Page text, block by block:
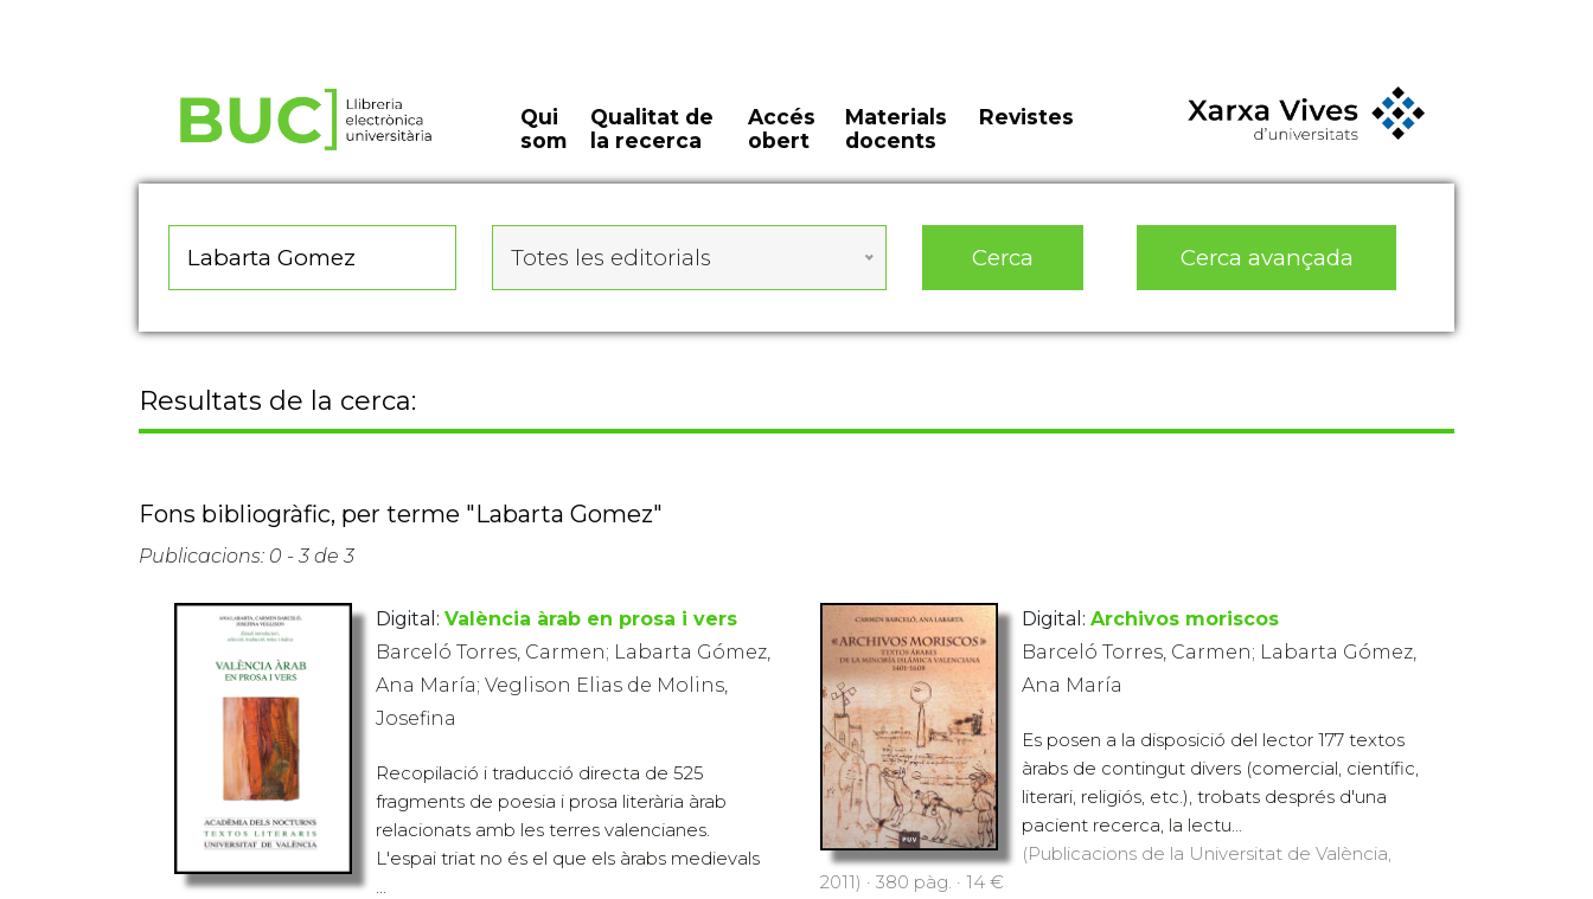
Qui
som
Qualitat de
la recerca
Accés
obert
Materials
docents
Revistes
Totes les editorials Cerca Cerca avançada
Resultats de la cerca:
Fons bibliogràfic, per terme "Labarta Gomez"
Publicacions: 0 - 3 de 3
Digital: València àrab en prosa i vers
Barceló Torres, Carmen; Labarta Gómez,
Ana María; Veglison Elias de Molins,
Josefina
Recopilació i traducció directa de 525
fragments de poesia i prosa literària àrab
relacionats amb les terres valencianes.
L'espai triat no és el que els àrabs medievals
...
Digital: Archivos moriscos
Barceló Torres, Carmen; Labarta Gómez,
Ana María
Es posen a la disposició del lector 177 textos
àrabs de contingut divers (comercial, científic,
literari, religiós, etc.), trobats després d'una
pacient recerca, la lectu...
(Publicacions de la Universitat de València,
2011) · 380 pàg. · 14 €